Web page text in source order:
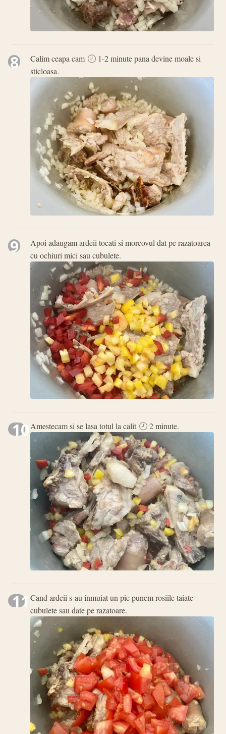
8 Calim ceapa cam
1-2 minute pana devine moale si
sticloasa.
9
Apoi adaugam ardeii tocati si morcovul dat pe razatoarea
cu ochiuri mici sau cubulete.
10Amestecam si se lasa totul la calit 2 minute.
11 Cand ardeii s-au inmuiat un pic punem rosiile taiate
cubulete sau date pe razatoare.